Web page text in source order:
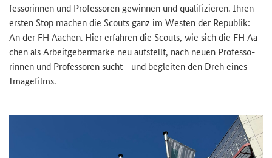
fes­so­rin­nen und Pro­fes­so­ren ge­win­nen und qua­li­fi­zie­ren. Ihren
ers­ten Stop ma­chen die Scouts ganz im Wes­ten der Re­pu­blik:
An der FH Aa­chen. Hier er­fah­ren die Scouts, wie sich die FH Aa­
chen als Ar­beit­ge­ber­mar­ke neu auf­stellt, nach neuen Pro­fes­so­
rin­nen und Pro­fes­so­ren sucht - und be­glei­ten den Dreh eines
Image­films.